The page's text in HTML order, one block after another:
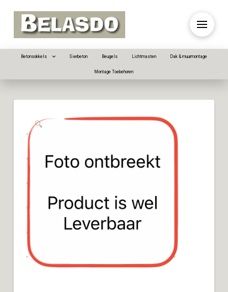
Betonsokkels Sierbeton Beugels Lichtmasten Dak & muurmontage
Montage Toebehoren
🔍